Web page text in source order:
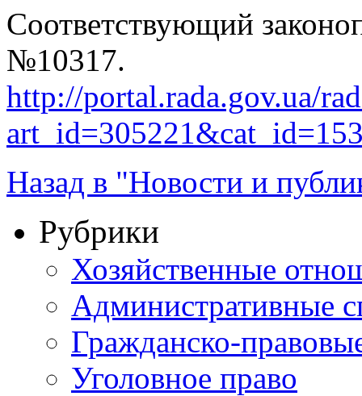
Соответствующий
№10317.
http://portal.rada.gov.ua/
Назад в "Новости и
Рубрики
Хозяйственные
Административные
Гражданско-
Уголовное право